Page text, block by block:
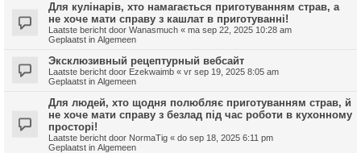
Для кулінарів, хто намагається приготуванням страв, а
не хоче мати справу з кашлат в приготуванні!
Laatste bericht door Wanasmuch « ma sep 22, 2025 10:28 am
Geplaatst in Algemeen
Эксклюзивный рецептурный вебсайт
Laatste bericht door Ezekwaimb « vr sep 19, 2025 8:05 am
Geplaatst in Algemeen
Для людей, хто щодня полюбляє приготуванням страв, й
не хоче мати справу з безлад під час роботи в кухонному
просторі!
Laatste bericht door NormaTig « do sep 18, 2025 6:11 pm
Geplaatst in Algemeen